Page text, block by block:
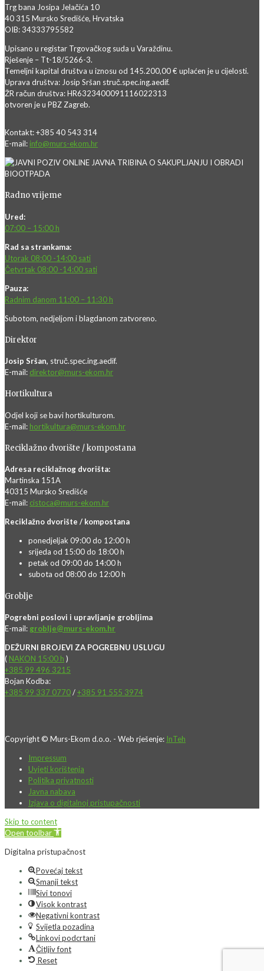
Trg bana Josipa Jelačića 10
40 315 Mursko Središće, Hrvatska
OIB: 34333795582
Upisano u registar Trgovačkog suda u Varaždinu.
Rješenje – Tt-18/5266-3.
Temeljni kapital društva u iznosu od 145.200,00 € uplaćen je u cijelosti.
Uprava društva: Josip Sršan struč.spec.ing.aedif.
ŽR račun društva: HR6323400091116022313
otvoren je u PBZ Zagreb.
Kontakt: +385 40 543 314
E-mail: info@murs-ekom.hr
Radno vrijeme
Ured:
07:00 – 15:00 h
Rad sa strankama:
Utorak 08:00 -14:00 sati
Četvrtak 08:00 -14:00 sati
Pauza:
Radnim danom 11:00 – 11:30 h
Subotom, nedjeljom i blagdanom zatvoreno.
Direktor
Josip Sršan, struč.spec.ing.aedif.
E-mail: direktor@murs-ekom.hr
Hortikultura
Odjel koji se bavi hortikulturom.
E-mail: hortikultura@murs-ekom.hr
Reciklažno dvorište / kompostana
Adresa reciklažnog dvorišta:
Martinska 151A
40315 Mursko Središće
E-mail: cistoca@murs-ekom.hr
Reciklažno dvorište / kompostana
ponedjeljak 09:00 do 12:00 h
srijeda od 15:00 do 18:00 h
petak od 09:00 do 14:00 h
subota od 08:00 do 12:00 h
Groblje
Pogrebni poslovi i upravljanje grobljima
E-mail: groblje@murs-ekom.hr
DEŽURNI BROJEVI ZA POGREBNU USLUGU
( NAKON 15:00 h )
+385 99 496 3215
Bojan Kodba:
+385 99 337 0770/+385 91 555 3974
Copyright © Murs-Ekom d.o.o. - Web rješenje: InTeh
Impressum
Uvjeti korištenja
Politika privatnosti
Javna nabava
Izjava o digitalnoj pristupačnosti
Skip to content
Open toolbar
Digitalna pristupačnost
Povećaj tekst
Smanji tekst
Sivi tonovi
Visok kontrast
Negativni kontrast
Svijetla pozadina
Linkovi podcrtani
Čitljiv font
Reset